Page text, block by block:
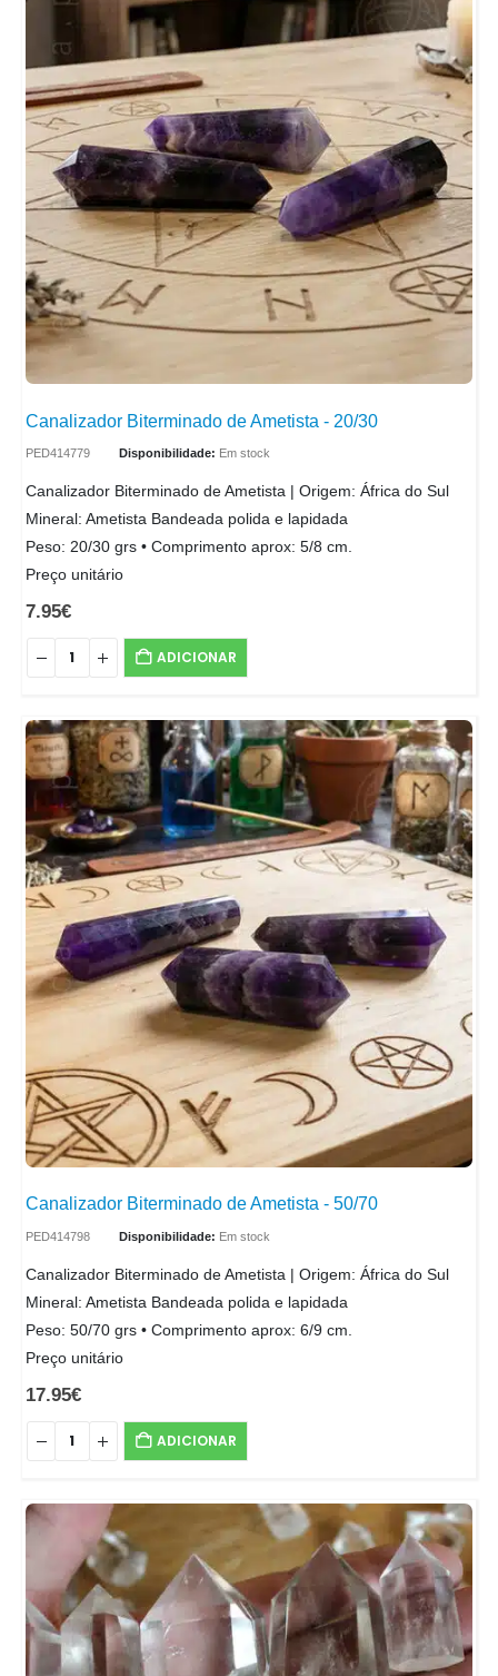
Canalizador Biterminado de Ametista - 20/30
PED414779 Disponibilidade: Em stock
Canalizador Biterminado de Ametista | Origem: África do Sul
Mineral: Ametista Bandeada polida e lapidada
Peso: 20/30 grs • Comprimento aprox: 5/8 cm.
Preço unitário
7.95€
ADICIONAR
Canalizador Biterminado de Ametista - 50/70
PED414798 Disponibilidade: Em stock
Canalizador Biterminado de Ametista | Origem: África do Sul
Mineral: Ametista Bandeada polida e lapidada
Peso: 50/70 grs • Comprimento aprox: 6/9 cm.
Preço unitário
17.95€
ADICIONAR